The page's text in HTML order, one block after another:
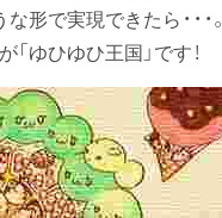
で実現できたら・・・。
ゆひゆひ王国」です！